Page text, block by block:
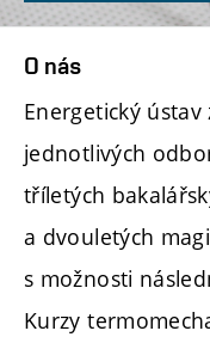
O nás
Energetický
jednotlivých
tříletých
a dvouletých
s možnosti
Kurzy